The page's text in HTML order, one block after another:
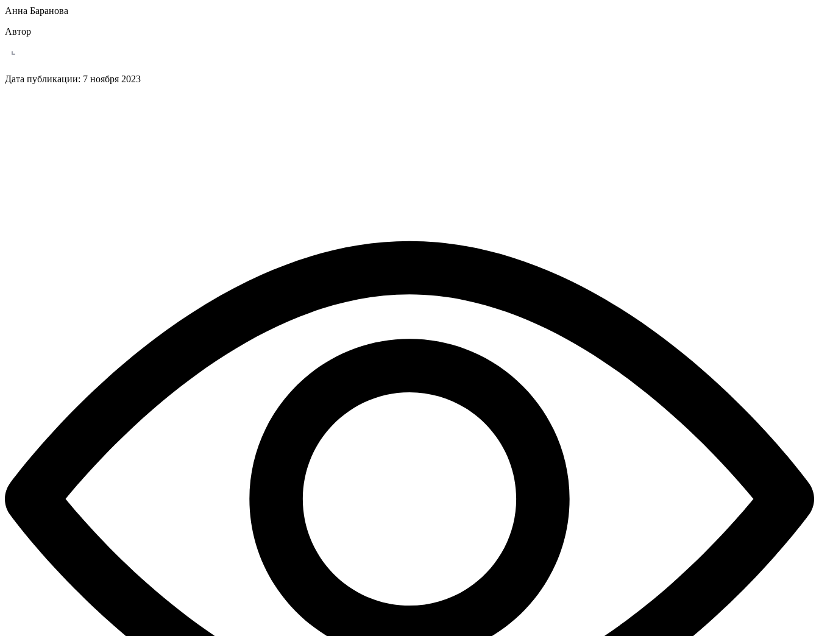
Анна Баранова
Автор
Дата публикации: 7 ноября 2023